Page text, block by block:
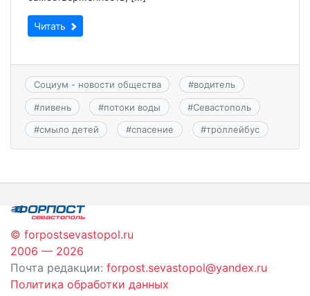
Читать
Социум - новости общества #водитель
#ливень #потоки воды #Севастополь
#смыло детей #спасение #троллейбус
© forpostsevastopol.ru
2006 — 2026
Почта редакции: forpost.sevastopol@yandex.ru
Политика обработки данных